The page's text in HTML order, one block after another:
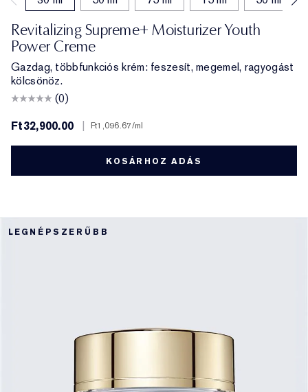
Revitalizing Supreme+ Moisturizer Youth
Power Creme
Gazdag, többfunkciós krém: feszesít, megemel, ragyogást
kölcsönöz.
(0)
Ft32,900.00
Ft1,096.67/ml
KOSÁRHOZ ADÁS
LEGNÉPSZERŰBB